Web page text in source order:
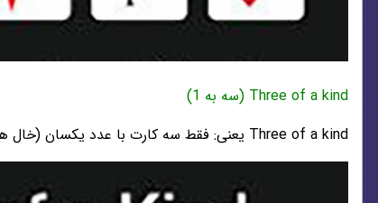
Three of a kind (سه به 1)
Three of a kind یعنی: فقط سه کارت با عدد یکسان (خال های گوناگون)